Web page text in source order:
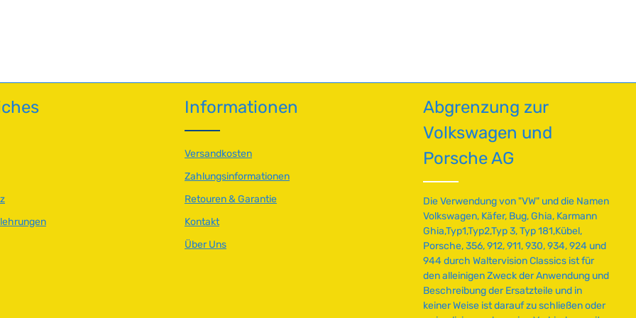
Wert ein oder benutze die Schaltflächen um die Anzahl zu erhöhen oder zu
Informationen
Versandkosten
Zahlungsinformationen
Retouren & Garantie
Kontakt
Über Uns
Abgrenzung zur
Volkswagen und
Porsche AG
Die Verwendung von "VW" und die Namen
Volkswagen, Käfer, Bug, Ghia, Karmann
Ghia,Typ1,Typ2,Typ 3, Typ 181,Kübel,
Porsche, 356, 912, 911, 930, 934, 924 und
944 durch Waltervision Classics ist für
den alleinigen Zweck der Anwendung und
Beschreibung der Ersatzteile und in
keiner Weise ist darauf zu schließen oder